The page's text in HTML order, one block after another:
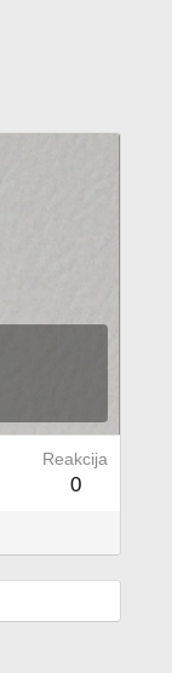
Reakcija
0